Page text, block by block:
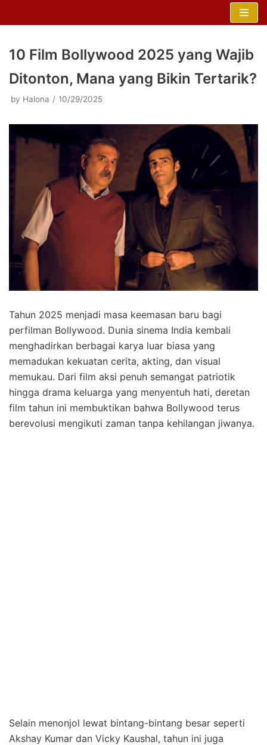
10 Film Bollywood 2025 yang Wajib
Ditonton, Mana yang Bikin Tertarik?
by Halona 10/29/2025
Tahun 2025 menjadi masa keemasan baru bagi
perfilman Bollywood. Dunia sinema India kembali
menghadirkan berbagai karya luar biasa yang
memadukan kekuatan cerita, akting, dan visual
memukau. Dari film aksi penuh semangat patriotik
hingga drama keluarga yang menyentuh hati, deretan
film tahun ini membuktikan bahwa Bollywood terus
berevolusi mengikuti zaman tanpa kehilangan jiwanya.
Selain menonjol lewat bintang-bintang besar seperti
Akshay Kumar dan Vicky Kaushal, tahun ini juga